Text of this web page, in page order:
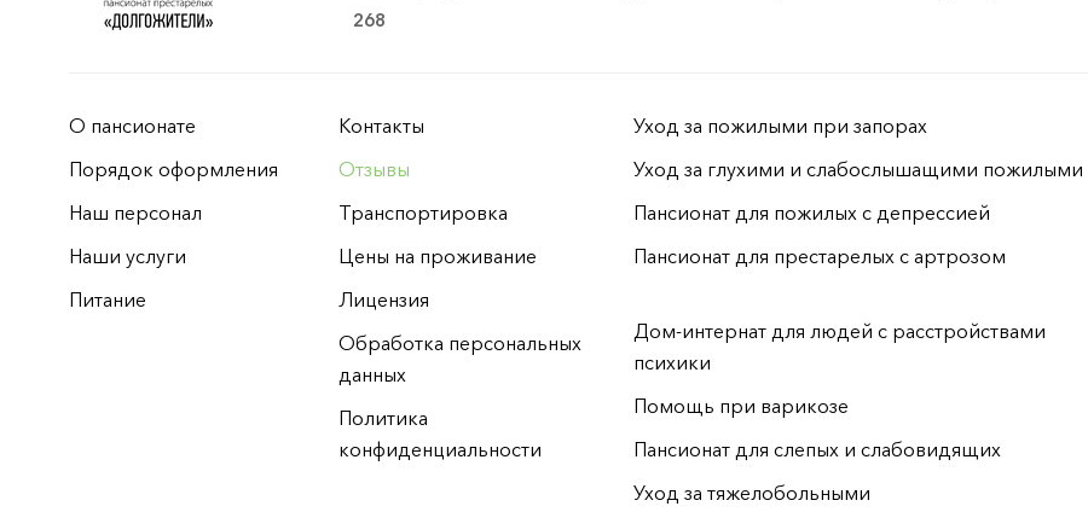
268
О пансионате
Порядок оформления
Наш персонал
Наши услуги
Питание
Контакты
Отзывы
Транспортировка
Цены на проживание
Лицензия
Обработка персональных
данных
Политика
конфиденциальности
Уход за пожилыми при запорах
Уход за глухими и слабослышащими пожилыми
Пансионат для пожилых с депрессией
Пансионат для престарелых с артрозом
Дом-интернат для людей с расстройствами
психики
Помощь при варикозе
Пансионат для слепых и слабовидящих
Уход за тяжелобольными